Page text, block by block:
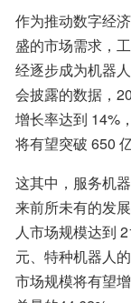
作为推动数字经
盛的市场需求，
经逐步成为机器
会披露的数据，
增长率达到 14%
将有望突破 650 亿
这其中，服务机
来前所未有的发
人市场规模达到
元、特种机器人
市场规模将有望